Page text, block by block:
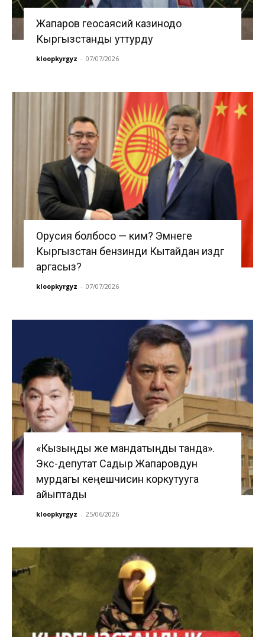
Жапаров геосаясий казинодо
Кыргызстанды уттурду
kloopkyrgyz - 07/07/2026
Орусия болбосо — ким? Эмнеге
Кыргызстан бензинди Кытайдан издөөгө
аргасыз?
kloopkyrgyz - 07/07/2026
«Кызыңды же мандатыңды танда».
Экс-депутат Садыр Жапаровдун
мурдагы кеңешчисин коркутууга
айыптады
kloopkyrgyz - 25/06/2026